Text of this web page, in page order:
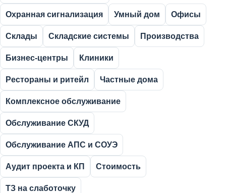
Охранная сигнализация Умный дом Офисы
Склады Складские системы Производства
Бизнес-центры Клиники
Рестораны и ритейл Частные дома
Комплексное обслуживание
Обслуживание СКУД
Обслуживание АПС и СОУЭ
Аудит проекта и КП Стоимость
ТЗ на слаботочку